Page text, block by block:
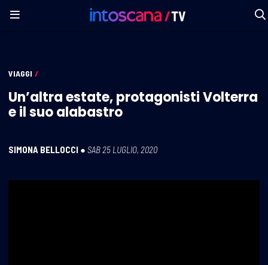
VIAGGI /
Un’altra estate, protagonisti Volterra
e il suo alabastro
SIMONA BELLOCCI ● SAB 25 LUGLIO, 2020